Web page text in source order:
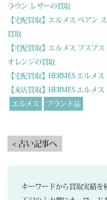
ラウン レザーの買取
【宅配買取】エルメス ベアン
買取
【宅配買取】エルメス プスプ
オレンジの買取
【宅配買取】HERMES エルメ
【来店買取】HERMES エルメ
エルメス
ブランド品
< 古い記事へ
キーワードから買取実績を